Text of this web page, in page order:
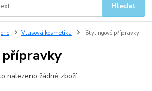
Hledat
Vlasová kosmetika Stylingové přípravky
nalezeno žádné zboží.